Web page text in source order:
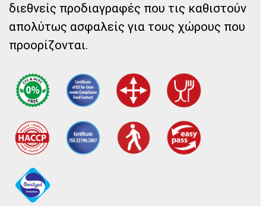
διεθνείς προδιαγραφές που τις καθιστούν
απολύτως ασφαλείς για τους χώρους που
προορίζονται.